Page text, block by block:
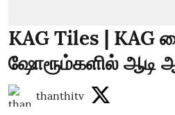
KAG Tiles | KAG
ஷோரூம்களில் ஆடி
thanthitv